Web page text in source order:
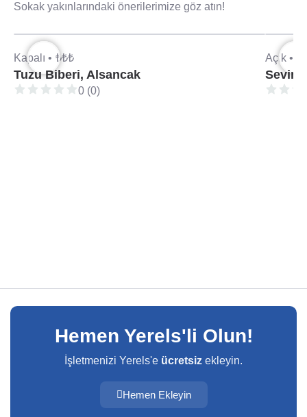
Sokak yakınlarındaki önerilerimize göz atın!
Kapalı • ₺₺₺
Tuzu Biberi, Alsancak
0 (0)
Açık •
Hemen Yerels'li Olun!
İşletmenizi Yerels'e ücretsiz ekleyin.
Hemen Ekleyin